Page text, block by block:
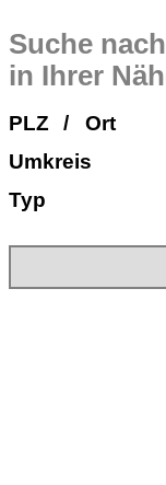
Suche
in Ihrer
PLZ /
Ort
Umkreis
Typ